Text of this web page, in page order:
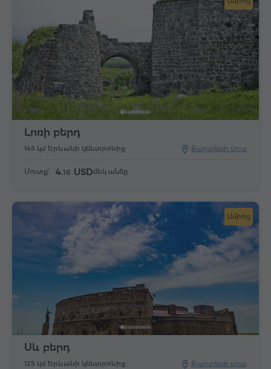
Քարտեզի վրա
145 կմ Երևանի կենտրոնից
Լոռի բերդ
Մուտք՝ 4.16 USDմեկ անձը
Ամրոց
Քարտեզի վրա
125 կմ Երևանի կենտրոնից
Սև բերդ